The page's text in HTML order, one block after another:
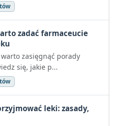
zadać farmaceucie
zasięgnąć porady
się, jakie p...
leki: zasady,